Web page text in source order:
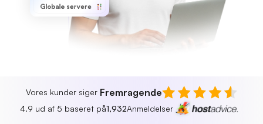
Globale servere
Vores kunder siger Fremragende
4.9 ud af 5 baseret på1,932Anmeldelser